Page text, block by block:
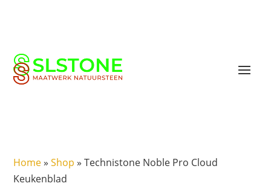
Home»Shop »Technistone Noble Pro Cloud
Keukenblad